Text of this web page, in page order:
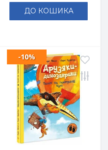
ДО КОШИКА
-10%